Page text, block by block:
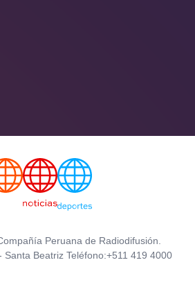
Peruana de Radiodifusión.
Santa Beatriz Teléfono:+511 419 4000